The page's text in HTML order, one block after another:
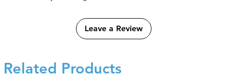
Leave a Review
Related Products